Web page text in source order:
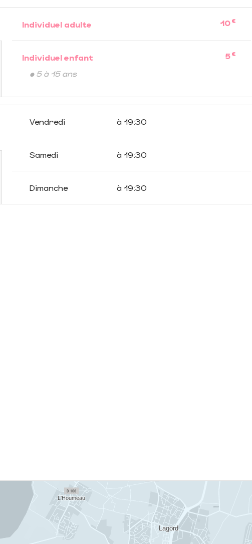
Individuel adulte 10 €
Individuel enfant 5 €
• 5 à 15 ans
Vendredi à 19:30
Samedi à 19:30
Dimanche à 19:30